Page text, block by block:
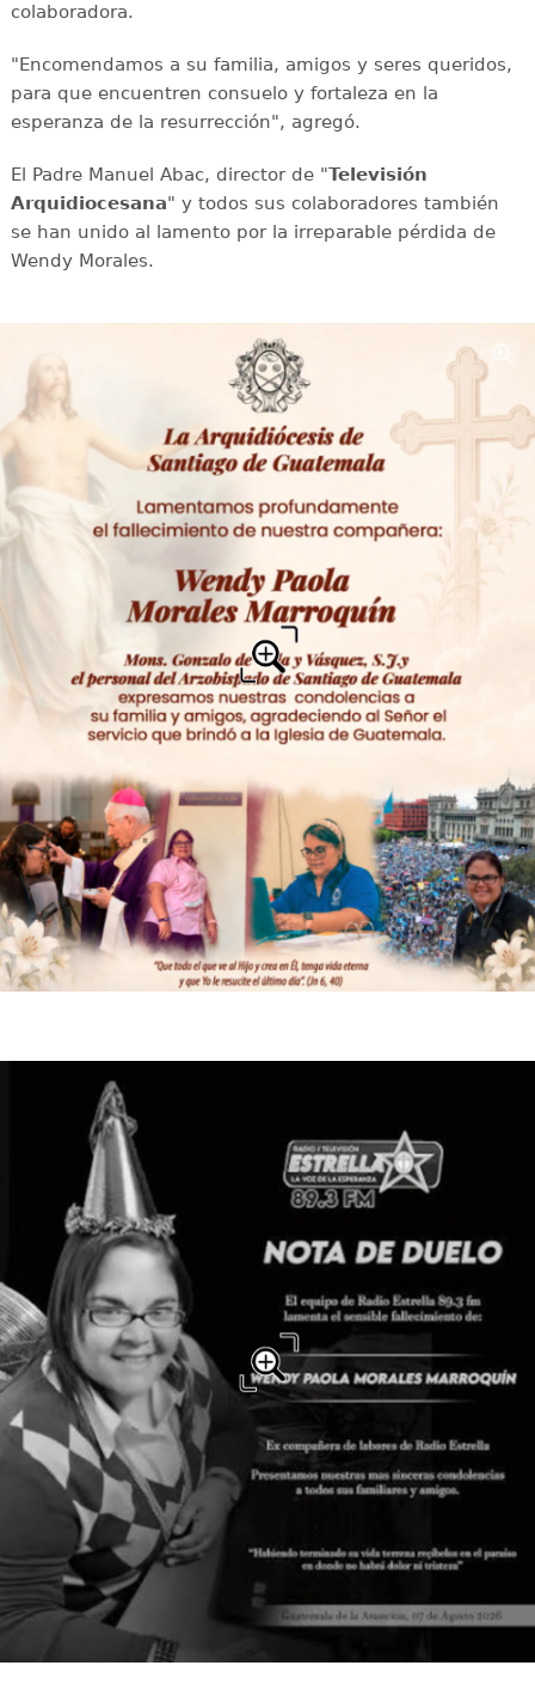
colaboradora.
"Encomendamos a su familia, amigos y seres queridos,
para que encuentren consuelo y fortaleza en la
esperanza de la resurrección", agregó.
El Padre Manuel Abac, director de "Televisión
Arquidiocesana" y todos sus colaboradores también
se han unido al lamento por la irreparable pérdida de
Wendy Morales.